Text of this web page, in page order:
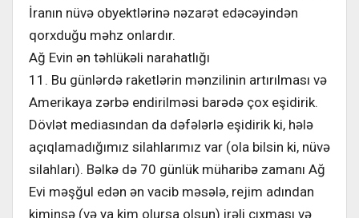
İranın nüvə obyektlərinə nəzarət edəcəyindən
qorxduğu məhz onlardır.
Ağ Evin ən təhlükəli narahatlığı
11. Bu günlərdə raketlərin mənzilinin artırılması və
Amerikaya zərbə endirilməsi barədə çox eşidirik.
Dövlət mediasından da dəfələrlə eşidirik ki, hələ
açıqlamadığımız silahlarımız var (ola bilsin ki, nüvə
silahları). Bəlkə də 70 günlük müharibə zamanı Ağ
Evi məşğul edən ən vacib məsələ, rejim adından
kiminsə (və ya kim olursa olsun) irəli çıxması və